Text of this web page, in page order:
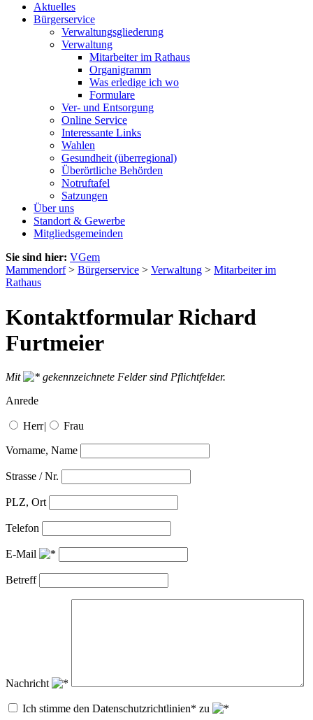
Aktuelles
Bürgerservice
Verwaltungsgliederung
Verwaltung
Mitarbeiter im Rathaus
Organigramm
Was erledige ich wo
Formulare
Ver- und Entsorgung
Online Service
Interessante Links
Wahlen
Gesundheit (überregional)
Überörtliche Behörden
Notruftafel
Satzungen
Über uns
Standort & Gewerbe
Mitgliedsgemeinden
Sie sind hier: VGem
Mammendorf> Bürgerservice > Verwaltung > Mitarbeiter im
Rathaus
Kontaktformular Richard
Furtmeier
Mit
gekennzeichnete Felder sind Pflichtfelder.
Anrede
Herr| Frau
Vorname, Name
Strasse / Nr.
PLZ, Ort
Telefon
E-Mail
Betreff
Nachricht
Ich stimme den Datenschutzrichtlinien* zu